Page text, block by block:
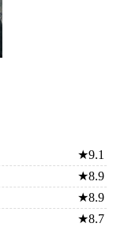
★9.1
★8.9
★8.9
★8.7